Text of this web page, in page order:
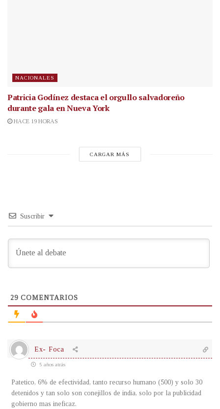
NACIONALES
Patricia Godínez destaca el orgullo salvadoreño
durante gala en Nueva York
HACE 19 HORAS
CARGAR MÁS
Suscribir
29 COMENTARIOS
Ex- Foca
5 años atrás
Patetico, 6% de efectividad, tanto recurso humano (500) y solo 30
detenidos y tan solo son conejillos de india, solo por la publicidad
gobierno mas ineficaz.